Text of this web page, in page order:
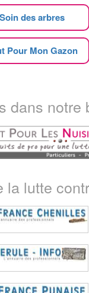
Soin des arbres
Pour Mon Gazon
dans notre
lutte